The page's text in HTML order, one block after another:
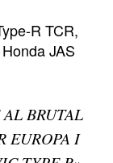
R TCR,
JAS
BRUTAL
EUROPA I